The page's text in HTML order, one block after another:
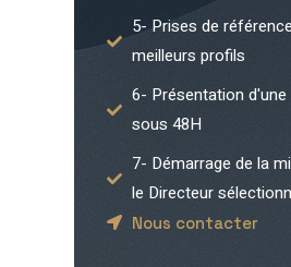
5- Prises de
meilleurs profils
6- Présentation
sous 48H
7- Démarrage de la
le Directeur
Nous contacter